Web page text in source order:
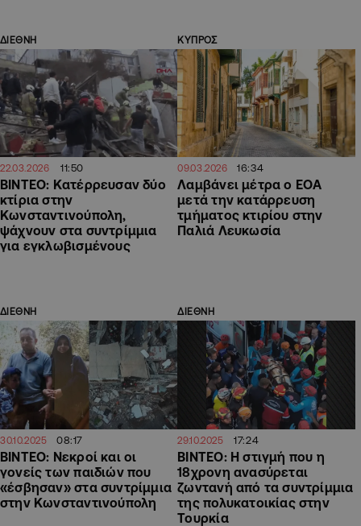
ΔΙΕΘΝΗ
22.03.2026 11:50
ΒΙΝΤΕΟ: Κατέρρευσαν δύο
κτίρια στην
Κωνσταντινούπολη,
ψάχνουν στα συντρίμμια
για εγκλωβισμένους
ΚΥΠΡΟΣ
09.03.2026 16:34
Λαμβάνει μέτρα ο ΕΟΑ
μετά την κατάρρευση
τμήματος κτιρίου στην
Παλιά Λευκωσία
ΔΙΕΘΝΗ
30.10.2025 08:17
ΒΙΝΤΕΟ: Νεκροί και οι
γονείς των παιδιών που
«έσβησαν» στα συντρίμμια
στην Κωνσταντινούπολη
ΔΙΕΘΝΗ
29.10.2025 17:24
ΒΙΝΤΕΟ: Η στιγμή που η
18χρονη ανασύρεται
ζωντανή από τα συντρίμμια
της πολυκατοικίας στην
Τουρκία